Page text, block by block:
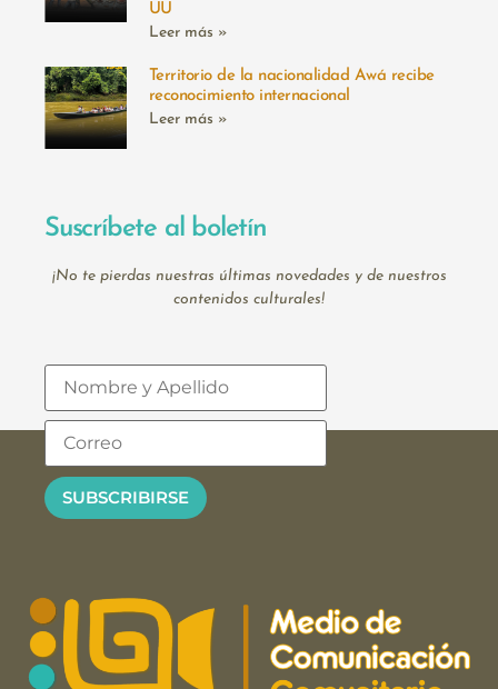
UU
Leer más »
Territorio de la nacionalidad Awá recibe
reconocimiento internacional
Leer más »
Suscríbete al boletín
¡No te pierdas nuestras últimas novedades y de nuestros
contenidos culturales!